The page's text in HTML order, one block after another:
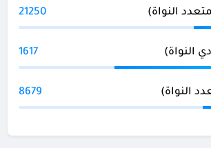
21250
1617
8679